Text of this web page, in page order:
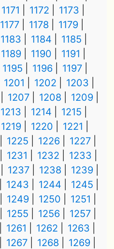
1171 1172
1173
1177 1178
1179
1183 1184
1185
1189 1190
1191
1195 1196
1197
1201 1202
1203
1207 1208
1209
1213 1214
1215
1219 1220
1221
1225 1226
1227
1231 1232
1233
1237 1238
1239
1243 1244
1245
1249 1250
1251
1255 1256
1257
1261 1262
1263
1267 1268
1269